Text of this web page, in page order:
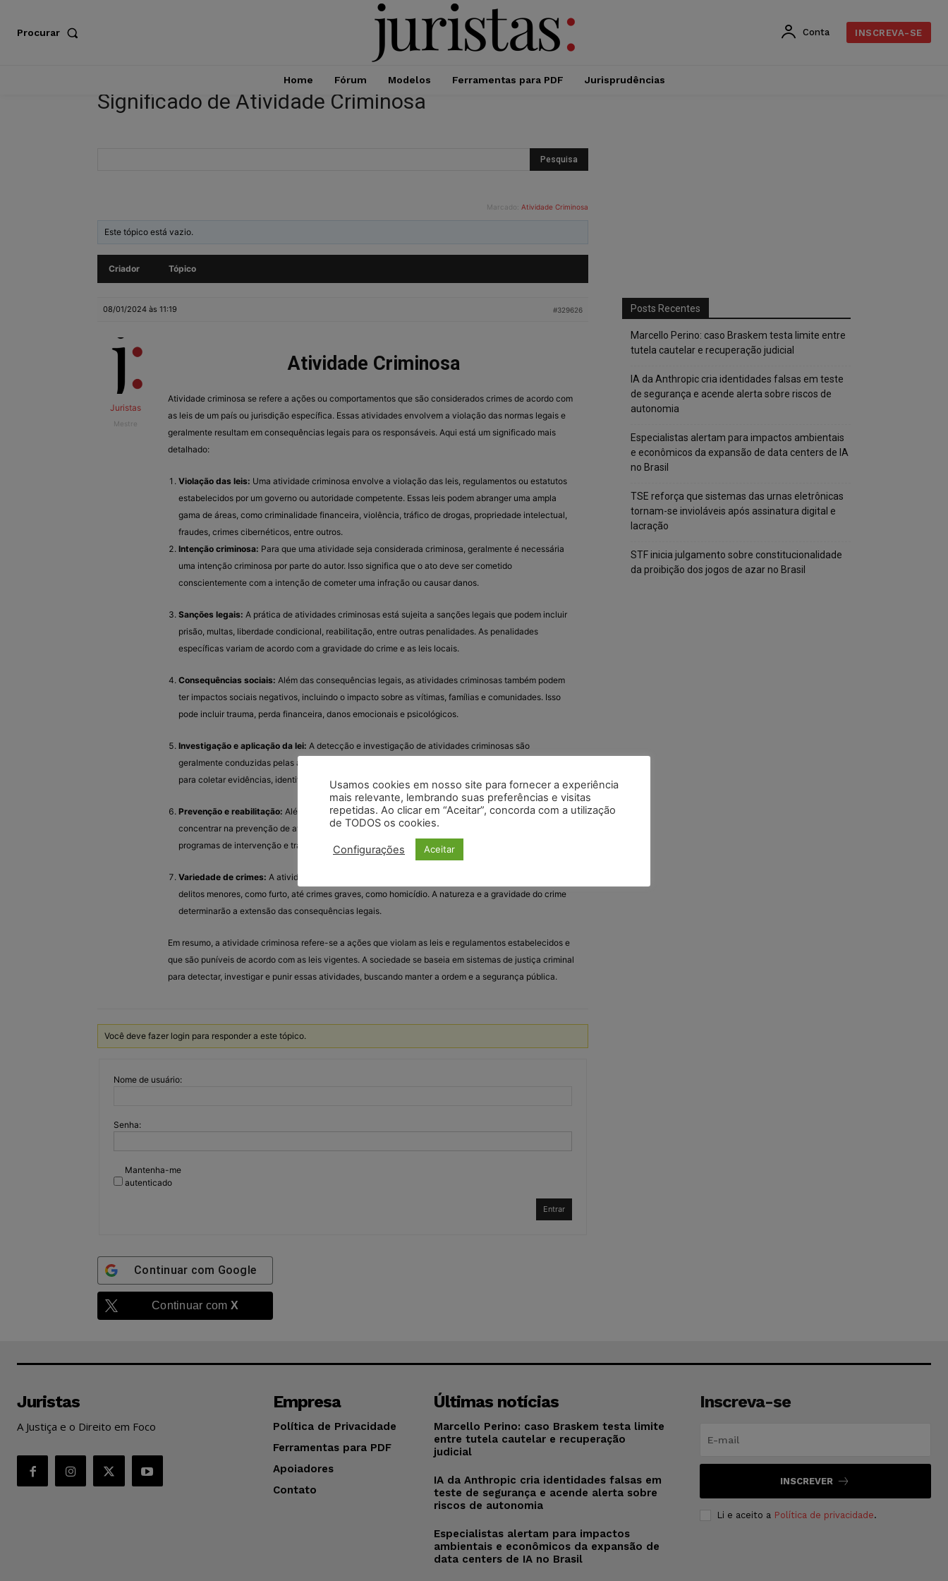
Procurar Conta INSCREVA-SE
Home Fórum Modelos Ferramentas para PDF Jurisprudências
Significado de Atividade Criminosa
Marcado: Atividade Criminosa
Este tópico está vazio.
Criador Tópico
08/01/2024 às 11:19 #329626
Juristas
Mestre
Atividade Criminosa
Atividade criminosa se refere a ações ou comportamentos que são considerados crimes de acordo com
as leis de um país ou jurisdição específica. Essas atividades envolvem a violação das normas legais e
geralmente resultam em consequências legais para os responsáveis. Aqui está um significado mais
detalhado:
Violação das leis: Uma atividade criminosa envolve a violação das leis, regulamentos ou estatutos
estabelecidos por um governo ou autoridade competente. Essas leis podem abranger uma ampla
gama de áreas, como criminalidade financeira, violência, tráfico de drogas, propriedade intelectual,
fraudes, crimes cibernéticos, entre outros.
Intenção criminosa: Para que uma atividade seja considerada criminosa, geralmente é necessária
uma intenção criminosa por parte do autor. Isso significa que o ato deve ser cometido
conscientemente com a intenção de cometer uma infração ou causar danos.
Sanções legais: A prática de atividades criminosas está sujeita a sanções legais que podem incluir
prisão, multas, liberdade condicional, reabilitação, entre outras penalidades. As penalidades
específicas variam de acordo com a gravidade do crime e as leis locais.
Consequências sociais: Além das consequências legais, as atividades criminosas também podem
ter impactos sociais negativos, incluindo o impacto sobre as vítimas, famílias e comunidades. Isso
pode incluir trauma, perda financeira, danos emocionais e psicológicos.
Investigação e aplicação da lei: A detecção e investigação de atividades criminosas são
geralmente conduzidas pelas autoridades policiais e agências de aplicação da lei. Eles trabalham
para coletar evidências, identificar suspeitos e levar os responsáveis à justiça.
Prevenção e reabilitação: Além da punição, os sistemas de justiça criminal também podem se
concentrar na prevenção de atividades criminosas e na reabilitação de infratores por meio de
programas de intervenção e tratamento.
Variedade de crimes: A atividade criminosa pode abranger uma ampla variedade de crimes, desde
delitos menores, como furto, até crimes graves, como homicídio. A natureza e a gravidade do crime
determinarão a extensão das consequências legais.
Em resumo, a atividade criminosa refere-se a ações que violam as leis e regulamentos estabelecidos e
que são puníveis de acordo com as leis vigentes. A sociedade se baseia em sistemas de justiça criminal
para detectar, investigar e punir essas atividades, buscando manter a ordem e a segurança pública.
Você deve fazer login para responder a este tópico.
Nome de usuário:
Senha:
Mantenha-me
autenticado
Entrar
Continuar com Google
Continuar com X
Posts Recentes
Marcello Perino: caso Braskem testa limite entre
tutela cautelar e recuperação judicial
IA da Anthropic cria identidades falsas em teste
de segurança e acende alerta sobre riscos de
autonomia
Especialistas alertam para impactos ambientais
e econômicos da expansão de data centers de IA
no Brasil
TSE reforça que sistemas das urnas eletrônicas
tornam-se invioláveis após assinatura digital e
lacração
STF inicia julgamento sobre constitucionalidade
da proibição dos jogos de azar no Brasil
Juristas
A Justiça e o Direito em Foco
Empresa
Política de Privacidade
Ferramentas para PDF
Apoiadores
Contato
Últimas notícias
Marcello Perino: caso Braskem testa limite
entre tutela cautelar e recuperação
judicial
IA da Anthropic cria identidades falsas em
teste de segurança e acende alerta sobre
riscos de autonomia
Especialistas alertam para impactos
ambientais e econômicos da expansão de
data centers de IA no Brasil
Inscreva-se
INSCREVER
Li e aceito a Política de privacidade.
Usamos cookies em nosso site para fornecer a experiência
mais relevante, lembrando suas preferências e visitas
repetidas. Ao clicar em “Aceitar”, concorda com a utilização
de TODOS os cookies.
Configurações Aceitar